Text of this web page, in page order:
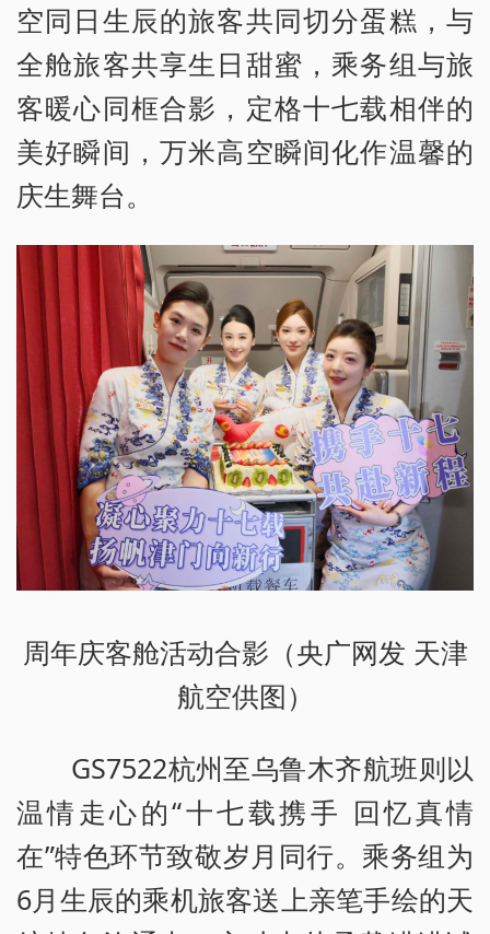
空同日生辰的旅客共同切分蛋糕，与
全舱旅客共享生日甜蜜，乘务组与旅
客暖心同框合影，定格十七载相伴的
美好瞬间，万米高空瞬间化作温馨的
庆生舞台。
周年庆客舱活动合影（央广网发 天津
航空供图）
GS7522杭州至乌鲁木齐航班则以
温情走心的“十七载携手 回忆真情
在”特色环节致敬岁月同行。乘务组为
6月生辰的乘机旅客送上亲笔手绘的天